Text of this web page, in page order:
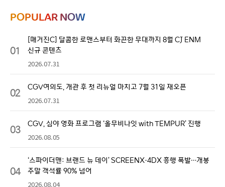
POPULAR NOW
01
[매거진C] 달콤한 로맨스부터 화끈한 무대까지 8월 CJ ENM
신규 콘텐츠
2026.07.31
02 CGV여의도, 개관 후 첫 리뉴얼 마치고 7월 31일 재오픈
2026.07.31
03 CGV, 심야 영화 프로그램 ‘올무비나잇 with TEMPUR’ 진행
2026.08.05
04
‘스파이더맨: 브랜드 뉴 데이’ SCREENX·4DX 흥행 폭발…개봉
주말 객석률 90% 넘어
2026.08.04